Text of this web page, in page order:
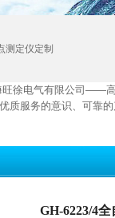
测定仪定制
旺徐电气有限公司——
质服务的意识、可靠
GH-6223/4